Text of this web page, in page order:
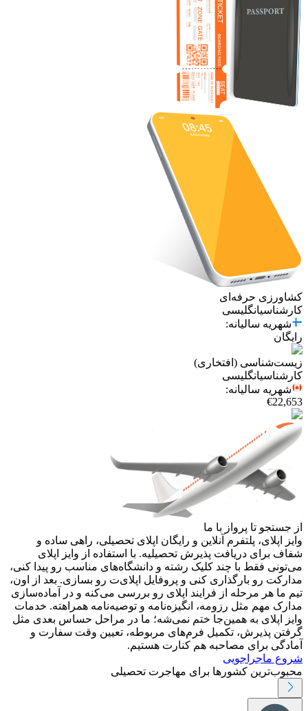
کشاورزی حرفه‌ای
کارشناسیانگلیسی
شهریه سالیانه:
رایگان
زیست‌شناسی (افتخاری)
کارشناسیانگلیسی
شهریه سالیانه:
€22,653
از جستجو تا پرواز با ما
وایز اپلای، پلتفرم آنلاین و رایگان اپلای تحصیلی، راهی ساده و
شفاف برای دریافت پذیرش تحصیلیه. با استفاده از وایز اپلای
می‌تونی فقط با چند کلیک رشته و دانشگاه‌های مناسب رو پیدا کنی،
مدارکت رو بارگذاری کنی و پروفایل اپلای‌ت رو بسازی. بعد از اون،
تیم ما هر مرحله از فرایند اپلای رو بررسی می‌کنه و در آماده‌سازی
مدارک مهم مثل رزومه، انگیزه‌نامه و توصیه‌نامه همراهته. خدمات
وایز اپلای به همین‌جا ختم نمی‌شه؛ ما در مراحل حساس بعدی مثل
گرفتن پذیرش، تکمیل فرم‌های مربوطه، تعیین وقت سفارت و
آمادگی برای مصاحبه هم کنارت هستیم.
شروع ماجراجویی
محبوب‌ترین کشورها برای مهاجرت تحصیلی